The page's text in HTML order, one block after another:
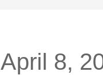
April 8,